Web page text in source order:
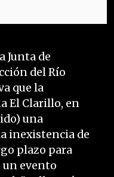
Junta de
del Río
que la
El Clarillo, en
una
inexistencia de
plazo para
un evento